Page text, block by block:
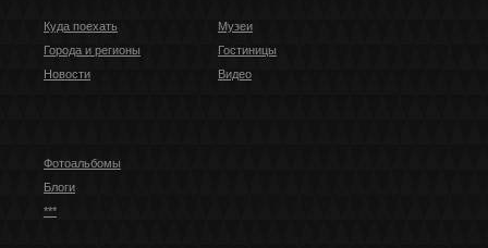
Куда поехать
Города и регионы
Новости
Музеи
Гостиницы
Видео
Фотоальбомы
Блоги
***